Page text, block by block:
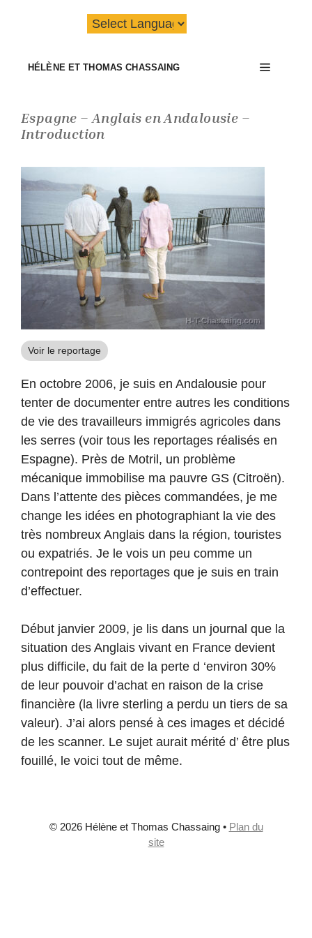
HÉLÈNE ET THOMAS CHASSAING Menu
Espagne – Anglais en Andalousie –
Introduction
Voir le reportage
En octobre 2006, je suis en Andalousie pour
tenter de documenter entre autres les conditions
de vie des travailleurs immigrés agricoles dans
les serres (voir tous les reportages réalisés en
Espagne). Près de Motril, un problème
mécanique immobilise ma pauvre GS (Citroën).
Dans l’attente des pièces commandées, je me
change les idées en photographiant la vie des
très nombreux Anglais dans la région, touristes
ou expatriés. Je le vois un peu comme un
contrepoint des reportages que je suis en train
d’effectuer.
Début janvier 2009, je lis dans un journal que la
situation des Anglais vivant en France devient
plus difficile, du fait de la perte d ‘environ 30%
de leur pouvoir d’achat en raison de la crise
financière (la livre sterling a perdu un tiers de sa
valeur). J’ai alors pensé à ces images et décidé
de les scanner. Le sujet aurait mérité d’ être plus
fouillé, le voici tout de même.
© 2026 Hélène et Thomas Chassaing• Plan du
site